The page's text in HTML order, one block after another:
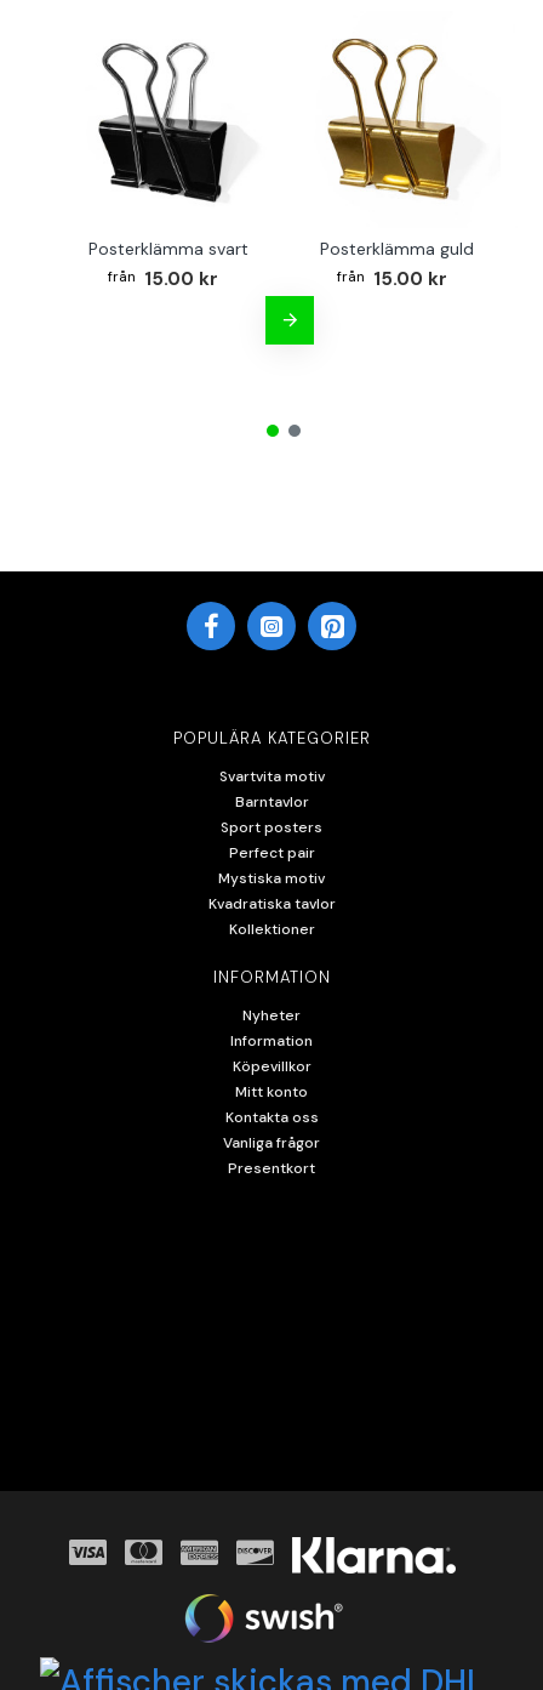
Posterklämma svart
15.00 kr
Posterklämma guld
15.00 kr
POPULÄRA KATEGORIER
Svartvita motiv
Barntavlor
Sport posters
Perfect pair
Mystiska motiv
Kvadratiska tavlor
Kollektioner
INFORMATION
Nyheter
Information
Köpevillkor
Mitt konto
Kontakta oss
Vanliga frågor
Presentkort